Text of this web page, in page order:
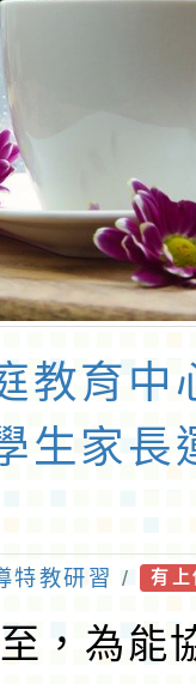
教育中
生家長
特教研習 / 有
，為能